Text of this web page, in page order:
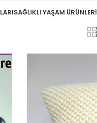
SAĞLIKLI YAŞAM ÜRÜNLERI